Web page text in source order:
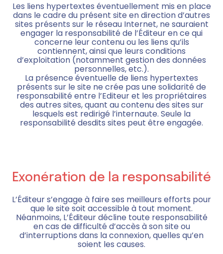
Les liens hypertextes éventuellement mis en place
dans le cadre du présent site en direction d’autres
sites présents sur le réseau Internet, ne sauraient
engager la responsabilité de l’Éditeur en ce qui
concerne leur contenu ou les liens qu’ils
contiennent, ainsi que leurs conditions
d’exploitation (notamment gestion des données
personnelles, etc.).
La présence éventuelle de liens hypertextes
présents sur le site ne crée pas une solidarité de
responsabilité entre l’Editeur et les propriétaires
des autres sites, quant au contenu des sites sur
lesquels est redirigé l’internaute. Seule la
responsabilité desdits sites peut être engagée.
Exonération de la responsabilité
L’Éditeur s’engage à faire ses meilleurs efforts pour
que le site soit accessible à tout moment.
Néanmoins, L’Éditeur décline toute responsabilité
en cas de difficulté d’accès à son site ou
d’interruptions dans la connexion, quelles qu’en
soient les causes.